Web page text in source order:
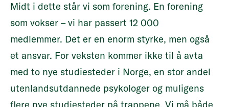
Midt i dette står vi som forening. En forening
som vokser – vi har passert 12 000
medlemmer. Det er en enorm styrke, men også
et ansvar. For veksten kommer ikke til å avta
med to nye studiesteder i Norge, en stor andel
utenlandsutdannede psykologer og muligens